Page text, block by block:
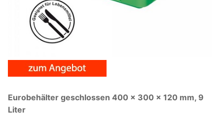
Eurobehälter geschlossen 400 x 300 x 120 mm, 9
Liter